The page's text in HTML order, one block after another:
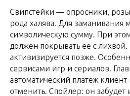
Свипстейки — опросники,
рода халява. Для заманивания
символическую сумму. При
должен покрывать ее с лихвой.
активизируется позже.
сервисами игр и сериалов.
автоматический платеж клиент
отменить. Спойлер: он забудет